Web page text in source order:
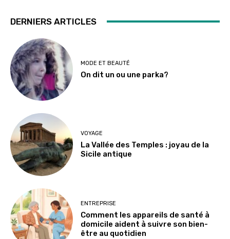
DERNIERS ARTICLES
MODE ET BEAUTÉ
On dit un ou une parka?
VOYAGE
La Vallée des Temples : joyau de la
Sicile antique
ENTREPRISE
Comment les appareils de santé à
domicile aident à suivre son bien-
être au quotidien